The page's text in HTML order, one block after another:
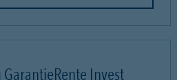
Invest